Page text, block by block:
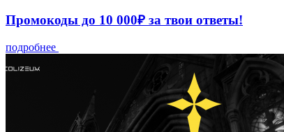
Промокоды до 10 000₽ за твои ответы!
подробнее